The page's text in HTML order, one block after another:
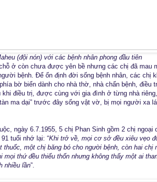
(đội nón) với các bệnh nhân phong đầu tiên
ở còn chưa được yên bề nhưng các chị đã mau
bệnh. Để ổn định đời sống bệnh nhân, các chị
bờ biển dành cho nhà thờ, nhà chẩn bệnh, điều
điều trị, được cùng với gia đình ở từng nhà
ma dại” trước đây sống vật vờ, bị mọi người xa
ngày 6.7.1955, 5 chị Phan Sinh gồm 2 chị ngoại
tuổi nhớ lại: “Khi trở về, mọi cơ sở đều xiêu vẹo
một chị băng bó cho người bệnh, còn hai chị
mọi thứ đều thiếu thốn nhưng không thấy một ai
nhiều lần”.